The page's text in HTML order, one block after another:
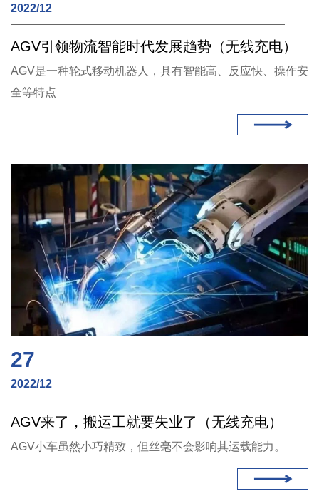
2022/12
AGV引领物流智能时代发展趋势（无线充电）
AGV是一种轮式移动机器人，具有智能高、反应快、操作安
全等特点
27
2022/12
AGV来了，搬运工就要失业了（无线充电）
AGV小车虽然小巧精致，但丝毫不会影响其运载能力。